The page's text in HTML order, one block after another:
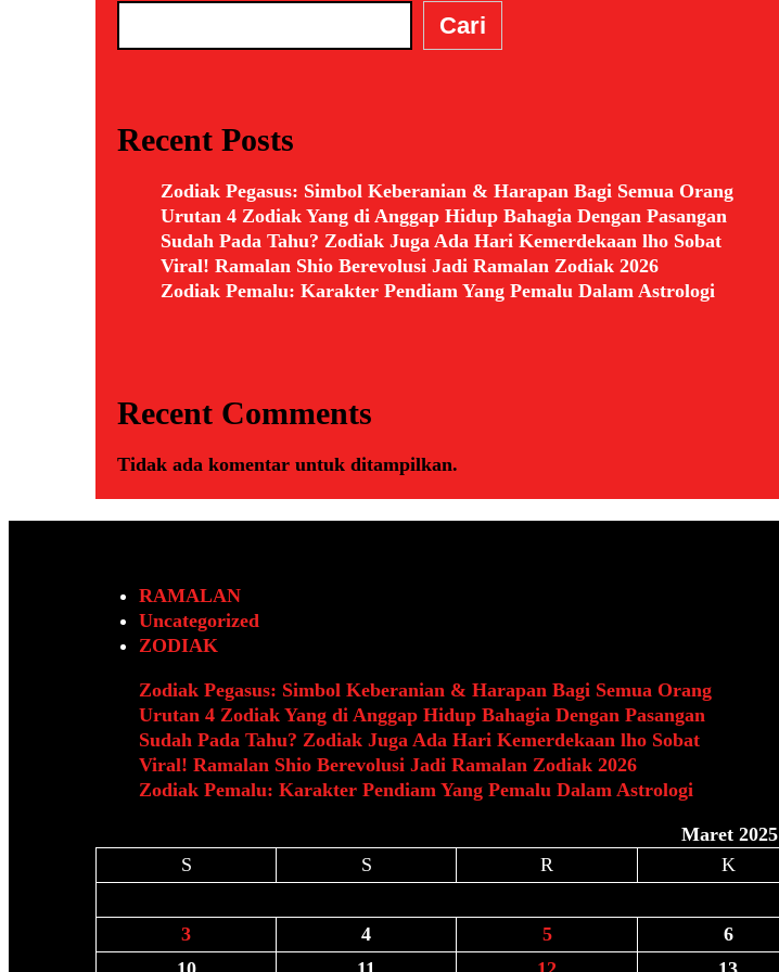
Cari
Recent Posts
Zodiak Pegasus: Simbol Keberanian & Harapan Bagi Semua Orang
Urutan 4 Zodiak Yang di Anggap Hidup Bahagia Dengan Pasangan
Sudah Pada Tahu? Zodiak Juga Ada Hari Kemerdekaan lho Sobat
Viral! Ramalan Shio Berevolusi Jadi Ramalan Zodiak 2026
Zodiak Pemalu: Karakter Pendiam Yang Pemalu Dalam Astrologi
Recent Comments
Tidak ada komentar untuk ditampilkan.
RAMALAN
Uncategorized
ZODIAK
Zodiak Pegasus: Simbol Keberanian & Harapan Bagi Semua Orang
Urutan 4 Zodiak Yang di Anggap Hidup Bahagia Dengan Pasangan
Sudah Pada Tahu? Zodiak Juga Ada Hari Kemerdekaan lho Sobat
Viral! Ramalan Shio Berevolusi Jadi Ramalan Zodiak 2026
Zodiak Pemalu: Karakter Pendiam Yang Pemalu Dalam Astrologi
Maret 2025
S
S R K
3
4 5 6